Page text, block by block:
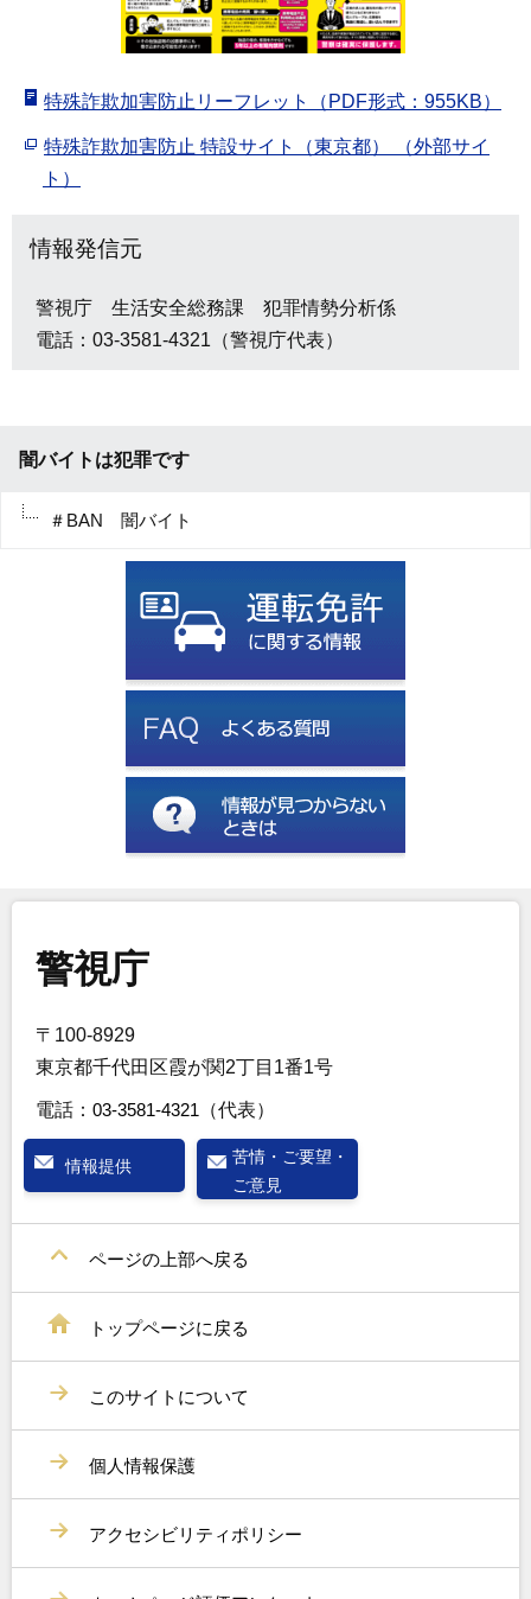
特殊詐欺加害防止リーフレット（PDF形式：955KB）
特殊詐欺加害防止 特設サイト（東京都） （外部サイ
ト）
情報発信元
警視庁 生活安全総務課 犯罪情勢分析係
電話：03-3581-4321（警視庁代表）
闇バイトは犯罪です
＃BAN 闇バイト
警視庁
〒100-8929
東京都千代田区霞が関2丁目1番1号
電話： 03-3581-4321 （代表）
情報提供
苦情・ご要望・
ご意見
ページの上部へ戻る
トップページに戻る
このサイトについて
個人情報保護
アクセシビリティポリシー